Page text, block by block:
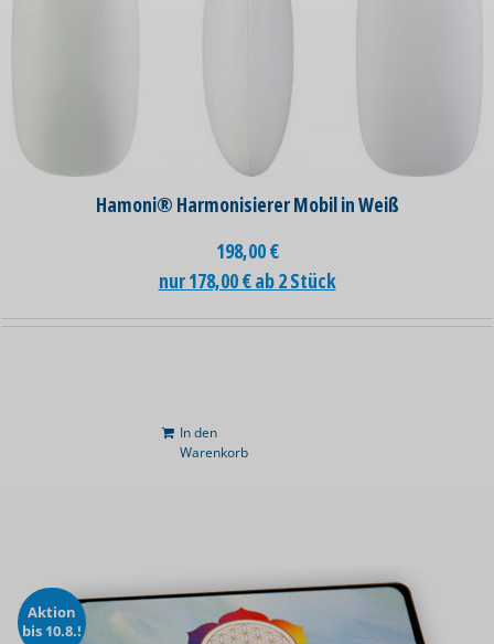
Hamoni® Harmonisierer Mobil in Weiß
198,00€
nur 178,00 € ab 2 Stück
In den
Warenkorb
Aktion
bis 10.8.!